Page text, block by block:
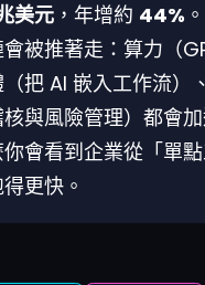
美元 ，年增約 44%
被推著走：算力（
把 AI 嵌入工作流）
與風險管理）都會
會看到企業從「單
更快。